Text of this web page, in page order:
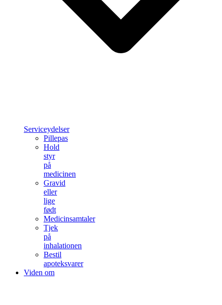
Serviceydelser
Pillepas
Hold
styr
på
medicinen
Gravid
eller
lige
født
Medicinsamtaler
Tjek
på
inhalationen
Bestil
apoteksvarer
Viden om